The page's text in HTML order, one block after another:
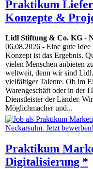
Praktikum
Konzepte &
Lidl Stiftung & Co. KG -
06.08.2026 - Eine gute
Konzept ist das Ergebnis.
vielen Menschen anbieten
weltweit, denn wir sind
vielfältiger Talente. Ob im
Warengeschäft oder in der
Dienstleister der Länder.
Möglichmacher und...
Praktikum
Digitalisierung *